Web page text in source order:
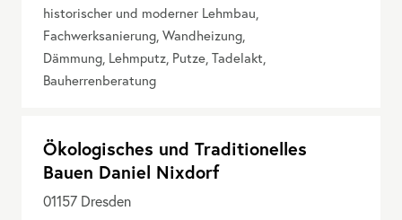
historischer und moderner Lehmbau,
Fachwerksanierung, Wandheizung,
Dämmung, Lehmputz, Putze, Tadelakt,
Bauherrenberatung
Ökologisches und Traditionelles
Bauen Daniel Nixdorf
01157 Dresden